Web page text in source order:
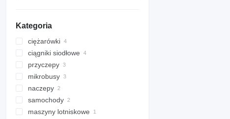
Kategoria
ciężarówki
ciężarówki podwozie
ciężarówki furgony
ciężarówki platformy
ciągniki siodłowe
przyczepy
przyczepy do przewozu
mikrobusy
busy pasażerskie
naczepy
naczepy do przewozu
samochody
maszyny lotniskowe